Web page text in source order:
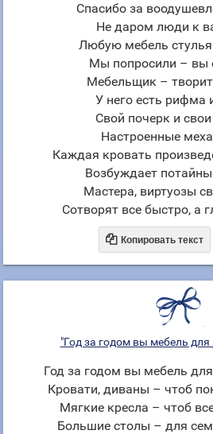
Спасибо за
Не даром люди к
Любую мебель стулья
Мы попросили – вы
Мебельщик – творит
У него есть рифма
Свой почерк и
Настроенные
Каждая кровать
Возбуждает
Мастера, виртуозы
Сотворят все быстро, а
 Копировать текст
"Год за годом вы мебель для
Год за годом вы мебель
Кровати, диваны – чтоб
Мягкие кресла – чтоб
Большие столы – для